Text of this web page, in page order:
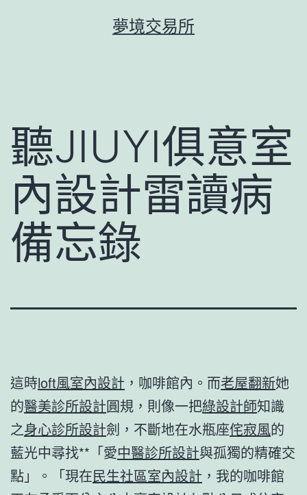
容
夢境交易所
聽JIUYI俱意室
內設計雷讀病
備忘錄
這時loft風室內設計 ，咖啡館內。而老屋翻新她
的醫美診所設計圓規，則像一把綠設計師知識
之身心診所設計劍，不斷地在水瓶座侘寂風的
藍光中尋找**「愛中醫診所設計與孤獨的精確交
點」。「現在民生社區室內設計 ，我的咖啡館